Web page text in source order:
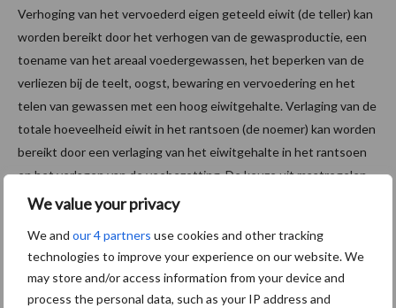
We value your privacy
We and our 4 partners use cookies and other tracking
technologies to improve your experience on our website. We
may store and/or access information from your device and
process the personal data, such as your IP address and
Verhoging van het vervoederd eigen geteeld eiwit (de teller) kan
worden bereikt door het verhogen van de gewasproductie, een
toename van het areaal voedergewassen, het beperken van de
verliezen bij de teelt, oogst, bewaring en vervoedering en het
telen van gewassen met een hoog eiwitgehalte. Verlaging van de
totale hoeveelheid eiwit in het rantsoen (de noemer) kan worden
bereikt door een verlaging van het eiwitgehalte in het rantsoen
en het verlagen van de veebezetting. De keuze uit maatregelen
voor verhoging van het percentage eiwit van eigen land zal voor
Berekeningen